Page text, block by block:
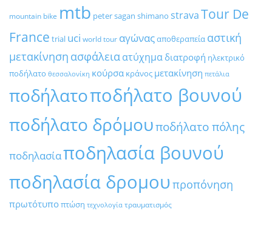
mountain bike mtb peter sagan shimano stravaTour De
France trial uci world tour αγώναςαποθεραπεία αστική
μετακίνηση ασφάλειαατύχημα διατροφή ηλεκτρικό
ποδήλατο θεσσαλονίκη κούρσα κράνος μετακίνηση πετάλια
ποδήλατοποδήλατο βουνού
ποδήλατο δρόμουποδήλατο πόλης
ποδηλασίαποδηλασία βουνού
ποδηλασία δρομου προπόνηση
πρωτότυποπτώση τεχνολογία τραυματισμός